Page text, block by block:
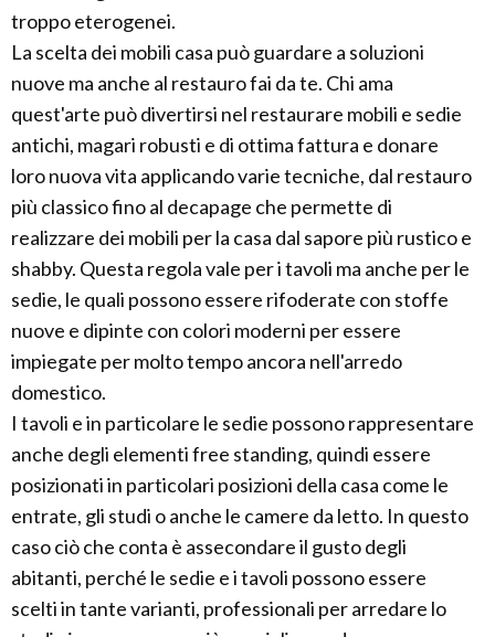
troppo eterogenei.
La scelta dei mobili casa può guardare a soluzioni
nuove ma anche al restauro fai da te. Chi ama
quest'arte può divertirsi nel restaurare mobili e sedie
antichi, magari robusti e di ottima fattura e donare
loro nuova vita applicando varie tecniche, dal restauro
più classico fino al decapage che permette di
realizzare dei mobili per la casa dal sapore più rustico e
shabby. Questa regola vale per i tavoli ma anche per le
sedie, le quali possono essere rifoderate con stoffe
nuove e dipinte con colori moderni per essere
impiegate per molto tempo ancora nell'arredo
domestico.
I tavoli e in particolare le sedie possono rappresentare
anche degli elementi free standing, quindi essere
posizionati in particolari posizioni della casa come le
entrate, gli studi o anche le camere da letto. In questo
caso ciò che conta è assecondare il gusto degli
abitanti, perché le sedie e i tavoli possono essere
scelti in tante varianti, professionali per arredare lo